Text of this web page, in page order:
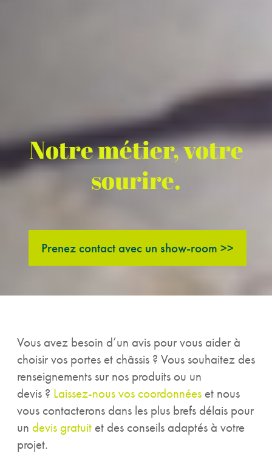
Notre métier, votre
sourire.
Prenez contact avec un show-room >>
Vous avez besoin d’un avis pour vous aider à
choisir vos portes et châssis ? Vous souhaitez des
renseignements sur nos produits ou un
devis ? Laissez-nous vos coordonnées et nous
vous contacterons dans les plus brefs délais pour
un devis gratuit et des conseils adaptés à votre
projet.